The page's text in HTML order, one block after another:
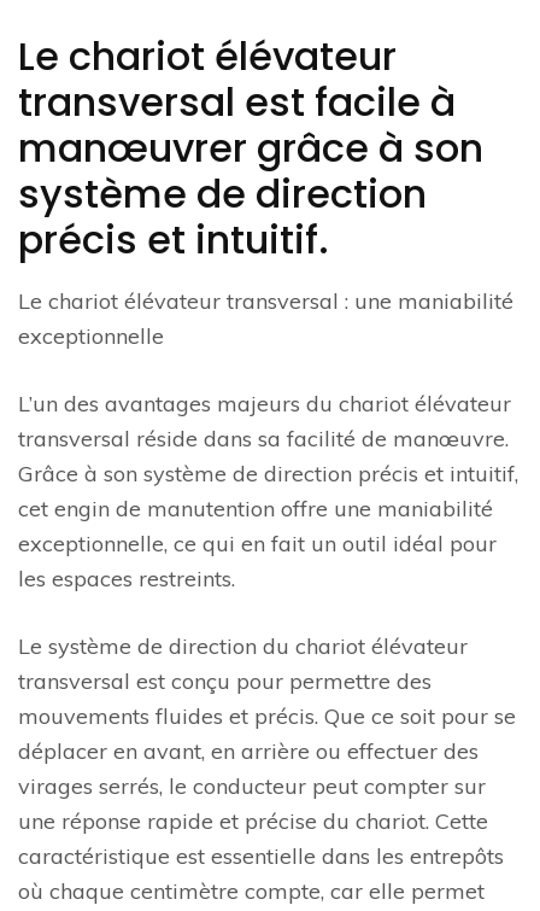
Le chariot élévateur
transversal est facile à
manœuvrer grâce à son
système de direction
précis et intuitif.
Le chariot élévateur transversal : une maniabilité
exceptionnelle
L’un des avantages majeurs du chariot élévateur
transversal réside dans sa facilité de manœuvre.
Grâce à son système de direction précis et intuitif,
cet engin de manutention offre une maniabilité
exceptionnelle, ce qui en fait un outil idéal pour
les espaces restreints.
Le système de direction du chariot élévateur
transversal est conçu pour permettre des
mouvements fluides et précis. Que ce soit pour se
déplacer en avant, en arrière ou effectuer des
virages serrés, le conducteur peut compter sur
une réponse rapide et précise du chariot. Cette
caractéristique est essentielle dans les entrepôts
où chaque centimètre compte, car elle permet